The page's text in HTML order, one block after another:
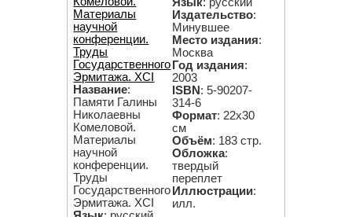
Материалы
научной
конференции.
Труды
Государственного
Эрмитажа. XCI
Название:
Памяти Галины
Николаевны
Комеловой.
Материалы
научной
конференции.
Труды
Государственного
Эрмитажа. XCI
Издательство:
Минувшее
Место издания:
Москва
Год издания:
2003
ISBN : 5-90207-
314-6
Формат: 22х30
см
Объём: 183 стр.
Обложка:
твердый
переплет
Иллюстрации:
илл.